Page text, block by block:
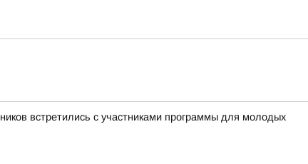
встретились с участниками программы для молодых